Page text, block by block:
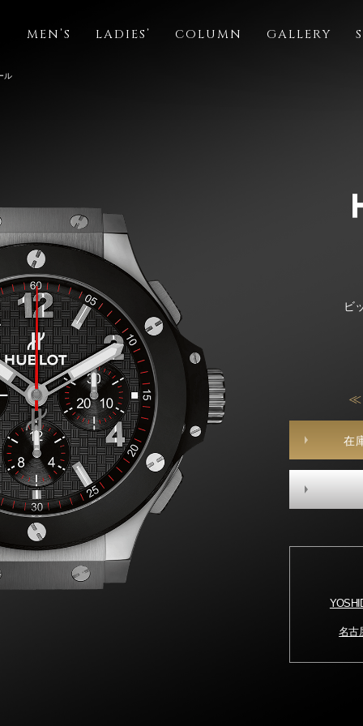
MEN’S LADIES’ COLUMN GALLERY
ビ
≪
在
名古
ル